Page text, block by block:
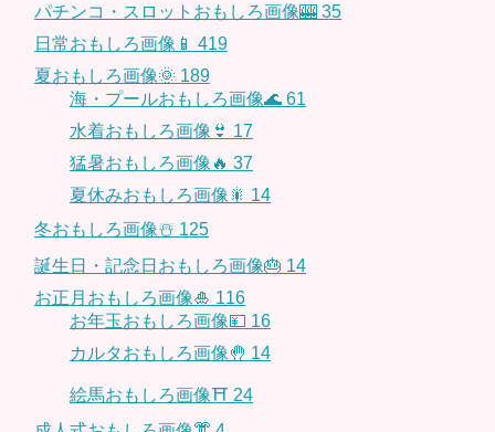
パチンコ・スロットおもしろ画像🎰 35
日常おもしろ画像📱 419
夏おもしろ画像🌞 189
海・プールおもしろ画像🌊 61
水着おもしろ画像👙 17
猛暑おもしろ画像🔥 37
夏休みおもしろ画像🎇 14
冬おもしろ画像☃️ 125
誕生日・記念日おもしろ画像🎂 14
お正月おもしろ画像🎍 116
お年玉おもしろ画像💴 16
カルタおもしろ画像🤚 14
絵馬おもしろ画像⛩ 24